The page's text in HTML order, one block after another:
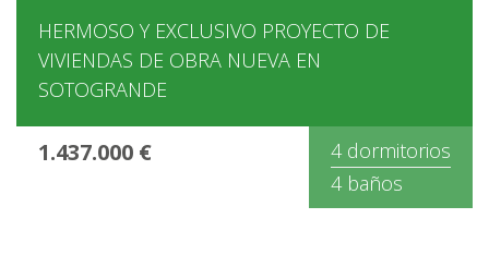
HERMOSO Y EXCLUSIVO PROYECTO DE
VIVIENDAS DE OBRA NUEVA EN
SOTOGRANDE
1.437.000 €
4 dormitorios
4 baños